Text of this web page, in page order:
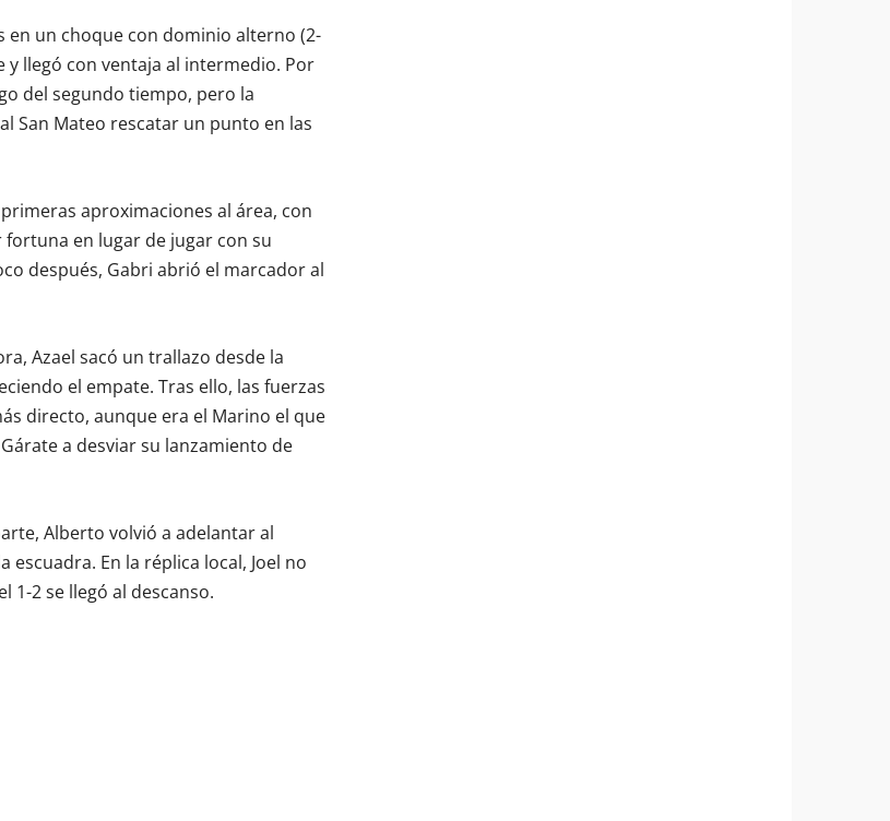
un choque con dominio alterno (2-
llegó con ventaja al intermedio. Por
del segundo tiempo, pero la
San Mateo rescatar un punto en las
aproximaciones al área, con
en lugar de jugar con su
después, Gabri abrió el marcador al
Azael sacó un trallazo desde la
el empate. Tras ello, las fuerzas
directo, aunque era el Marino el que
a desviar su lanzamiento de
Alberto volvió a adelantar al
En la réplica local, Joel no
1-2 se llegó al descanso.